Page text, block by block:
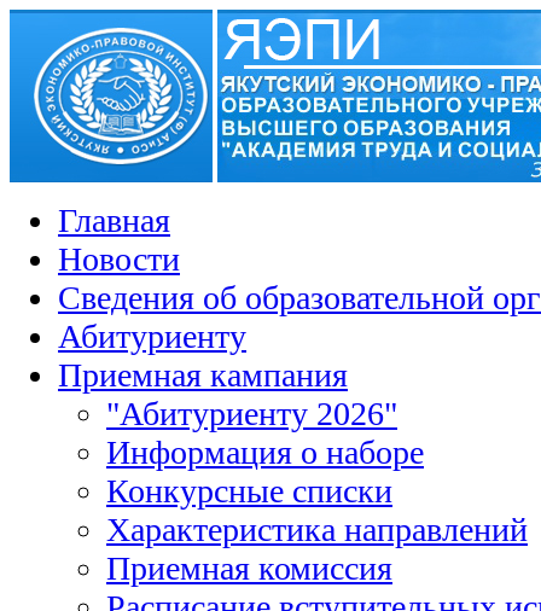
Главная
Новости
Сведения об образовательной
Абитуриенту
Приемная кампания
"Абитуриенту 2026"
Информация о наборе
Конкурсные списки
Характеристика направлений
Приемная комиссия